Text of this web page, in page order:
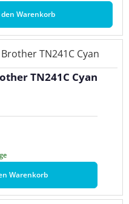
Warenkorb
TN241C Cyan
Warenkorb